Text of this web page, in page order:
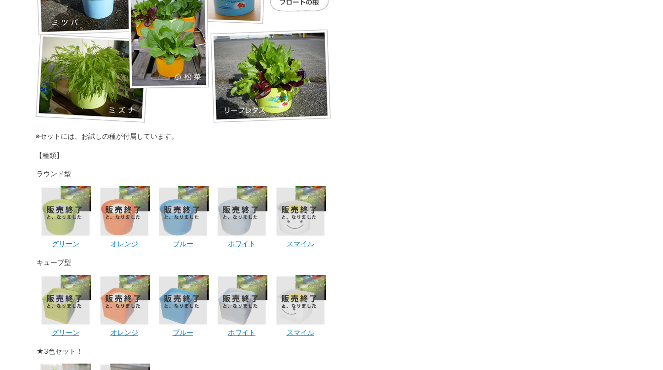
※セットには、お試しの種が付属しています。
【種類】
ラウンド型
グリーン オレンジ ブルー ホワイト スマイル
キューブ型
グリーン オレンジ ブルー ホワイト スマイル
★3色セット！